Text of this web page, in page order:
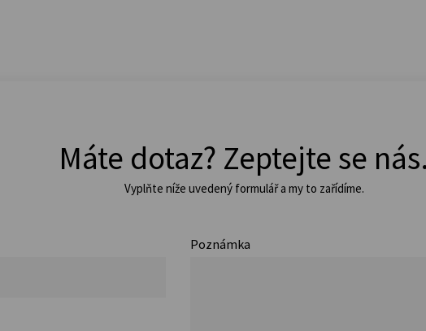
Máte dotaz? Zeptejte se
Vyplňte níže uvedený formulář a my to zařídíme.
Poznámka